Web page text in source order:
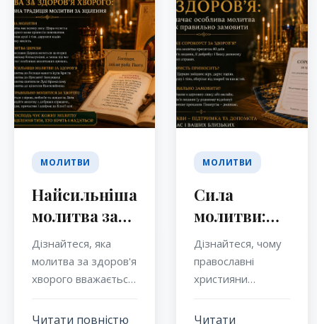
МОЛИТВИ
Найсильніша
молитва за
здоров'я
хворого:
православна
Дізнайтеся, яка
молитва за здоров'я
хворого вважається
православній
Читати повністю
МОЛИТВИ
Сила
молитви:
чому
православні
замовляють
Дізнайтеся, чому
православні
християни
Сорокоуст, яке
Читати